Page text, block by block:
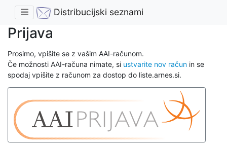
Distribucijski seznami
Prijava
Prosimo, vpišite se z vašim AAI-računom.
Če možnosti AAI-računa nimate, si ustvarite nov račun in se
spodaj vpišite z računom za dostop do liste.arnes.si.